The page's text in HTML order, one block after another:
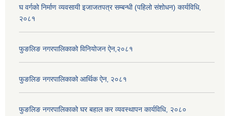
घ वर्गको निर्माण व्यवसायी इजाजतपत्र सम्बन्धी (पहिलो संशोधन) कार्यविधि‚
२०८१
फुङलिङ नगरपालिकाको विनियोजन ऐन‚२०८१
फुङलिङ नगरपालिकाको आर्थिक ऐन‚ २०८१
फुङलिङ नगरपालिकाको घर बहाल कर व्यवस्थापन कार्यविधि, २०८०